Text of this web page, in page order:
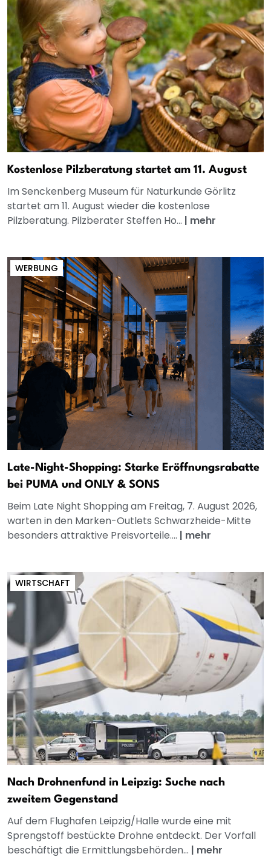
Kostenlose Pilzberatung startet am 11. August
Im Senckenberg Museum für Naturkunde Görlitz
startet am 11. August wieder die kostenlose
Pilzberatung. Pilzberater Steffen Ho... | mehr
WERBUNG
Late-Night-Shopping: Starke Eröffnungsrabatte
bei PUMA und ONLY & SONS
Beim Late Night Shopping am Freitag, 7. August 2026,
warten in den Marken-Outlets Schwarzheide-Mitte
besonders attraktive Preisvorteile.... | mehr
WIRTSCHAFT
Nach Drohnenfund in Leipzig: Suche nach
zweitem Gegenstand
Auf dem Flughafen Leipzig/Halle wurde eine mit
Sprengstoff bestückte Drohne entdeckt. Der Vorfall
beschäftigt die Ermittlungsbehörden... | mehr